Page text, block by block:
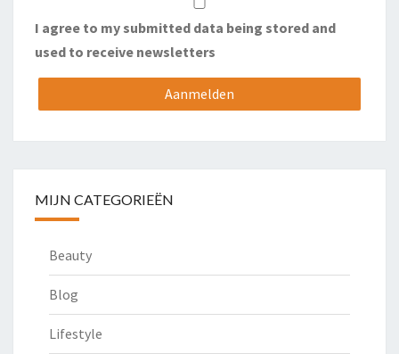
I agree to my submitted data being stored and
used to receive newsletters
MIJN CATEGORIEËN
Beauty
Blog
Lifestyle